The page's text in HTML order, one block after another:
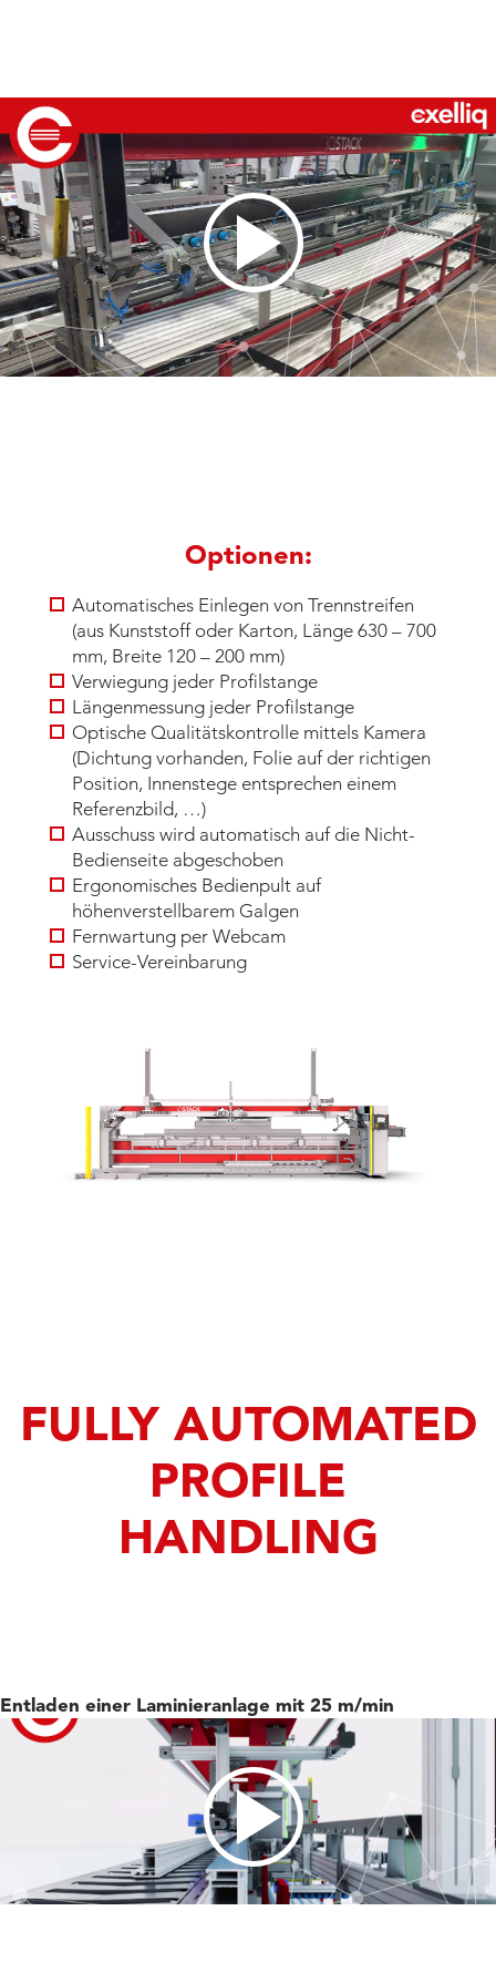
Optionen:
Automatisches Einlegen von Trennstreifen
(aus Kunststoff oder Karton, Länge 630 – 700
mm, Breite 120 – 200 mm)
Verwiegung jeder Profilstange
Längenmessung jeder Profilstange
Optische Qualitätskontrolle mittels Kamera
(Dichtung vorhanden, Folie auf der richtigen
Position, Innenstege entsprechen einem
Referenzbild, …)
Ausschuss wird automatisch auf die Nicht-
Bedienseite abgeschoben
Ergonomisches Bedienpult auf
höhenverstellbarem Galgen
Fernwartung per Webcam
Service-Vereinbarung
FULLY AUTOMATED
PROFILE
HANDLING
Entladen einer Laminieranlage mit 25 m/min